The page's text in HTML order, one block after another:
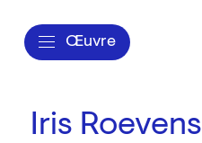
Œuvre
Iris Roevens